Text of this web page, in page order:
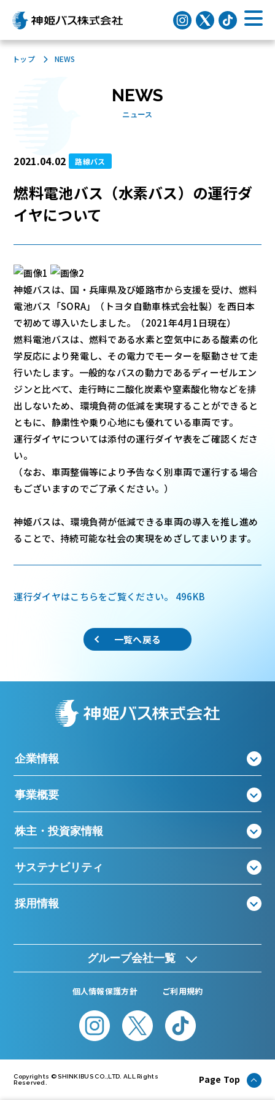
トップ NEWS
NEWS
ニュース
2021.04.02 路線バス
燃料電池バス（水素バス）の運行ダ
イヤについて
神姫バスは、国・兵庫県及び姫路市から支援を受け、燃料
電池バス「SORA」（トヨタ自動車株式会社製）を西日本
で初めて導入いたしました。（2021年4月1日現在）
燃料電池バスは、燃料である水素と空気中にある酸素の化
学反応により発電し、その電力でモーターを駆動させて走
行いたします。一般的なバスの動力であるディーゼルエン
ジンと比べて、走行時に二酸化炭素や窒素酸化物などを排
出しないため、環境負荷の低減を実現することができると
ともに、静粛性や乗り心地にも優れている車両です。
運行ダイヤについては添付の運行ダイヤ表をご確認くださ
い。
（なお、車両整備等により予告なく別車両で運行する場合
もございますのでご了承ください。）
神姫バスは、環境負荷が低減できる車両の導入を推し進め
ることで、持続可能な社会の実現をめざしてまいります。
運行ダイヤはこちらをご覧ください。 496KB
一覧へ戻る
企業情報
事業概要
株主・投資家情報
サステナビリティ
採用情報
グループ会社一覧
個人情報保護方針 ご利用規約
Copyrights © SHINKIBUS CO.,LTD. ALL Rights
Reserved.
Page Top